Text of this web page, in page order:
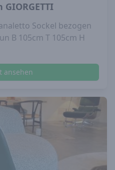
Sockel bezogen
B 105cm T 105cm H
ansehen